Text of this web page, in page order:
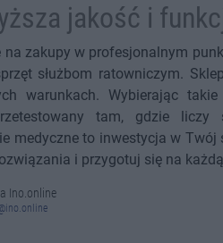
jakość i
na zakupy w profesjonalnym
służbom ratowniczym.
warunkach. Wybierając
tam, gdzie
medyczne to inwestycja w
i przygotuj się na
Ino.online